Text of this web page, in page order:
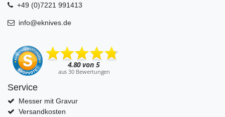
+49 (0)7221 991413
info@eknives.de
Service
Messer mit Gravur
Versandkosten